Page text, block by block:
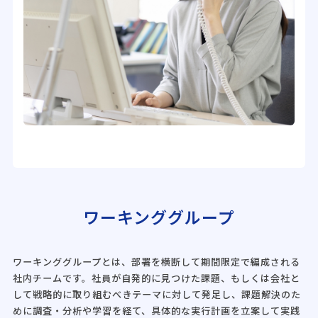
ワーキンググループ
ワーキンググループとは、部署を横断して期間限定で編成される
社内チームです。社員が自発的に見つけた課題、もしくは会社と
して戦略的に取り組むべきテーマに対して発足し、課題解決のた
めに調査・分析や学習を経て、具体的な実行計画を立案して実践